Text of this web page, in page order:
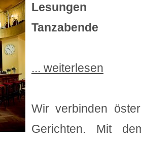
Lesungen
Tanzabende
... weiterlesen
Wir verbinden
Gerichten. Mit